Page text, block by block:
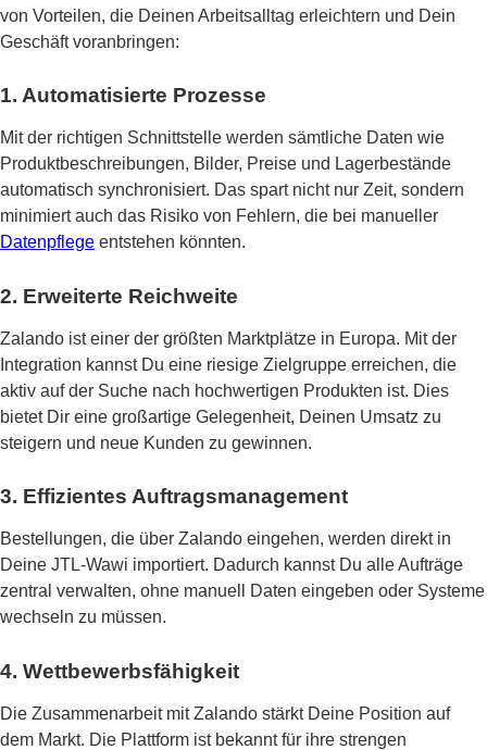
von Vorteilen, die Deinen Arbeitsalltag erleichtern und Dein
Geschäft voranbringen:
1. Automatisierte Prozesse
Mit der richtigen Schnittstelle werden sämtliche Daten wie
Produktbeschreibungen, Bilder, Preise und Lagerbestände
automatisch synchronisiert. Das spart nicht nur Zeit, sondern
minimiert auch das Risiko von Fehlern, die bei manueller
Datenpflege entstehen könnten.
2. Erweiterte Reichweite
Zalando ist einer der größten Marktplätze in Europa. Mit der
Integration kannst Du eine riesige Zielgruppe erreichen, die
aktiv auf der Suche nach hochwertigen Produkten ist. Dies
bietet Dir eine großartige Gelegenheit, Deinen Umsatz zu
steigern und neue Kunden zu gewinnen.
3. Effizientes Auftragsmanagement
Bestellungen, die über Zalando eingehen, werden direkt in
Deine JTL-Wawi importiert. Dadurch kannst Du alle Aufträge
zentral verwalten, ohne manuell Daten eingeben oder Systeme
wechseln zu müssen.
4. Wettbewerbsfähigkeit
Die Zusammenarbeit mit Zalando stärkt Deine Position auf
dem Markt. Die Plattform ist bekannt für ihre strengen